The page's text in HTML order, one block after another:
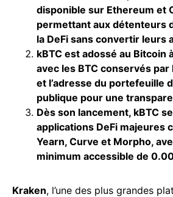
disponible sur Ethereum et
permettant aux détenteurs
la DeFi sans convertir leurs
kBTC est adossé au Bitcoin
avec les BTC conservés par
et l’adresse du portefeuille
publique pour une
Dès son lancement, kBTC
applications DeFi majeures
Yearn, Curve et Morpho,
minimum accessible de
Kraken, l’une des plus grandes